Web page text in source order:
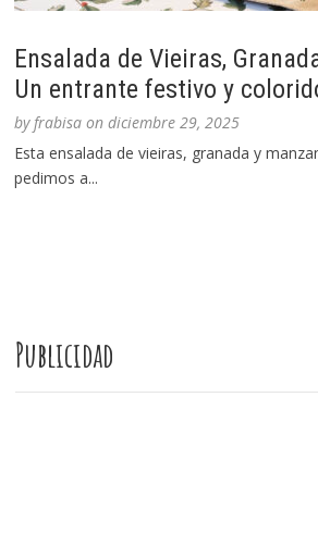
Ensalada de Vieiras,
Un entrante festivo y
byfrabisa ondiciembre 29, 2025
Esta ensalada de vieiras, granada y
pedimos a...
Publicidad